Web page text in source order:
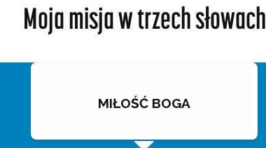
Moja misja w trzech słowach
MIŁOŚĆ BOGA